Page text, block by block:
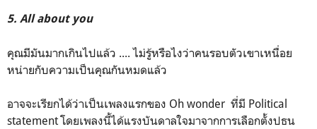
5. All about you
คุณมีมันมากเกินไปแล้ว .... ไม่รู้หรือไงว่าคนรอบตัวเขาเหนื่อย
หน่ายกับความเป็นคุณกันหมดแล้ว
อาจจะเรียกได้ว่าเป็นเพลงแรกของ Oh wonder ที่มี Political
statement โดยเพลงนี้ได้แรงบันดาลใจมาจากการเลือกตั้งปธน